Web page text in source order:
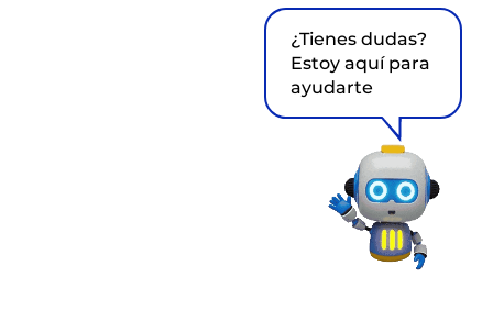
¿Tienes dudas?
Estoy aquí para
ayudarte